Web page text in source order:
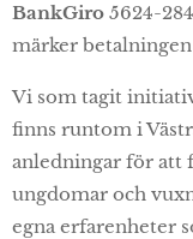
BankGiro 5624-
märker betalningen
Vi som tagit
finns runtom i
anledningar för att
ungdomar och
egna erfarenheter